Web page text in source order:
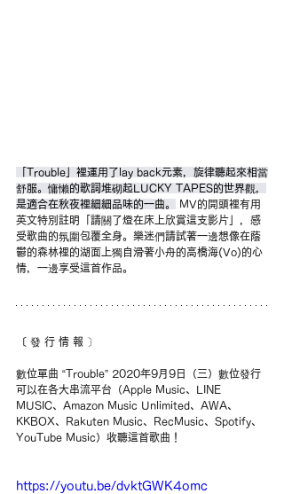
「Trouble」裡運用了lay back元素，旋律聽起來相當
舒服。慵懶的歌詞堆砌起LUCKY TAPES的世界觀，
是適合在秋夜裡細細品味的一曲。
MV的開頭裡有用
英文特別註明「請關了燈在床上欣賞這支影片」，感
受歌曲的氛圍包覆全身。樂迷們請試著一邊想像在蔭
鬱的森林裡的湖面上獨自滑著小舟的高橋海(Vo)的心
情，一邊享受這首作品。
〔 發 行 情 報 〕
數位單曲 “Trouble” 2020年9月9日（三）數位發行
可以在各大串流平台（Apple Music、LINE
MUSIC、Amazon Music Unlimited、AWA、
KKBOX、Rakuten Music、RecMusic、Spotify、
YouTube Music）收聽這首歌曲！
https://youtu.be/dvktGWK4omc